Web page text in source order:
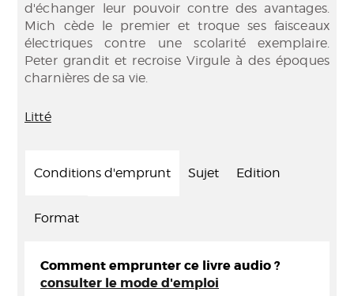
d'échanger leur pouvoir contre des avantages.
Mich cède le premier et troque ses faisceaux
électriques contre une scolarité exemplaire.
Peter grandit et recroise Virgule à des époques
charnières de sa vie.
Litté
Conditions d'emprunt Sujet Edition
Format
Comment emprunter ce livre audio ?
consulter le mode d'emploi